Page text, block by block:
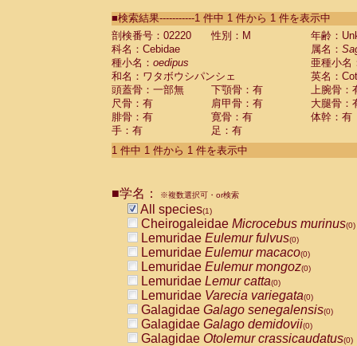
CebidaeSaguinus labiatus(0)
Cebidae Saguinus leucopus (0)
Cebidae
Cebidae
CebidaeSaguinus nigricollis (0)
Cebidae Saguinus oedipus
Cebidae Saguinus weddelli
Cebidae Saguinusspp.
Cebidae Aotus trivirgatus
Cebidae Cebus albifrons
CebidaeCebus nigrivittatus
CebidaeCebus
CebidaeSaimiri boliviensis(0)
CebidaeSaimiri sciureus(0)
AtelidaeAlouatta caraya(0)
AtelidaeAlouatta fusca(0)
AtelidaeAlouatta seniculus
AtelidaeAlouattaspp.(0)
AtelidaeAteles belzebuth(0)
AtelidaeAteles geoffroyi(0)
AtelidaeAteles paniscus(0)
■検索結果-----------1 件中 1 件から 1 件を表示中
剖検番号：02220
性別：M
年齢：
科名：Cebidae
属名：
種小名： oedipus
亜種小名
和名：ワタボウシパンシェ
英名：
頭蓋骨：一部無
下顎骨：有
上腕骨：
尺骨：有
肩甲骨：有
大腿骨：
腓骨：有
寛骨：有
体幹：有
手：有
足：有
1 件中 1 件から 1 件を表示中
■学名： ※複数選択可・or検索
All species(1)
Cheirogaleidae Microcebus murinus(0)
Lemuridae Eulemur fulvus(0)
Lemuridae Eulemur macaco(0)
Lemuridae Eulemur mongoz(0)
Lemuridae Lemur catta(0)
Lemuridae Varecia variegata(0)
Galagidae Galago senegalensis(0)
Galagidae Galago demidovii(0)
Galagidae Otolemur crassicaudatus(0)